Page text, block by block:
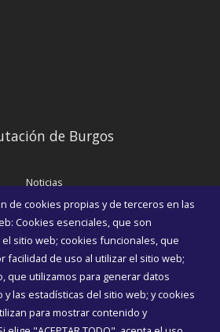
de cookies propias y de terceros en las
Cookies esenciales, que son
sitio web; cookies funcionales, que
facilidad de uso al utilizar el sitio web;
que utilizamos para generar datos
las estadísticas del sitio web; y cookies
para mostrar contenido y
de Burgos
Noticias
Eventos
Municipal
de interés
INICIAR SESIÓN
MAPA WEB